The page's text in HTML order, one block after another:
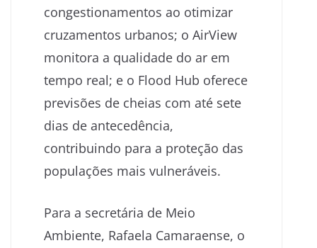
congestionamentos ao otimizar
cruzamentos urbanos; o AirView
monitora a qualidade do ar em
tempo real; e o Flood Hub oferece
previsões de cheias com até sete
dias de antecedência,
contribuindo para a proteção das
populações mais vulneráveis.
Para a secretária de Meio
Ambiente, Rafaela Camaraense, o